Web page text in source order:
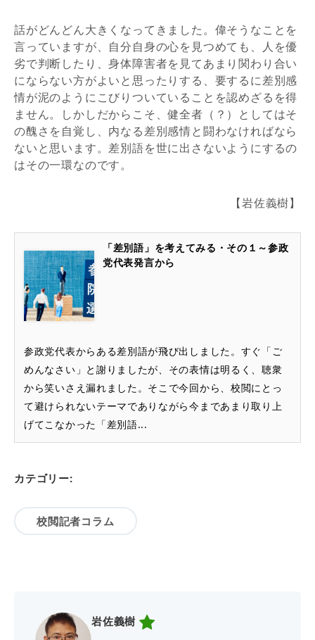
話がどんどん大きくなってきました。偉そうなことを
言っていますが、自分自身の心を見つめても、人を優
劣で判断したり、身体障害者を見てあまり関わり合い
にならない方がよいと思ったりする、要するに差別感
情が泥のようにこびりついていることを認めざるを得
ません。しかしだからこそ、健全者（？）としてはそ
の醜さを自覚し、内なる差別感情と闘わなければなら
ないと思います。差別語を世に出さないようにするの
はその一環なのです。
【岩佐義樹】
「差別語」を考えてみる・その１～参政
党代表発言から
参政党代表からある差別語が飛び出しました。すぐ「ご
めんなさい」と謝りましたが、その表情は明るく、聴衆
から笑いさえ漏れました。そこで今回から、校閲にとっ
て避けられないテーマでありながら今まであまり取り上
げてこなかった「差別語...
カテゴリー:
校閲記者コラム
岩佐義樹